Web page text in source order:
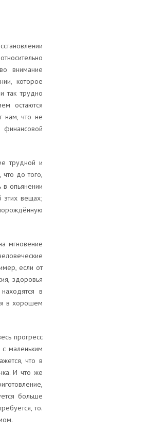
внимание
которое
так трудно
остаются
нам, что не
финансовой
трудной и
до того,
опьянении
этих вещах;
мгновение
если от
здоровья
в
в хорошем
прогресс
с маленьким
что в
И что же
больше
то.